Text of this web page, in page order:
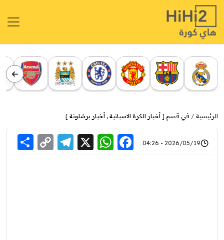
الرئيسية في قسم [ أخبار الكرة الاسبانية , أخبار برشلونة ]
2026/05/19 - 04:26
Facebook
WhatsApp
X
Link